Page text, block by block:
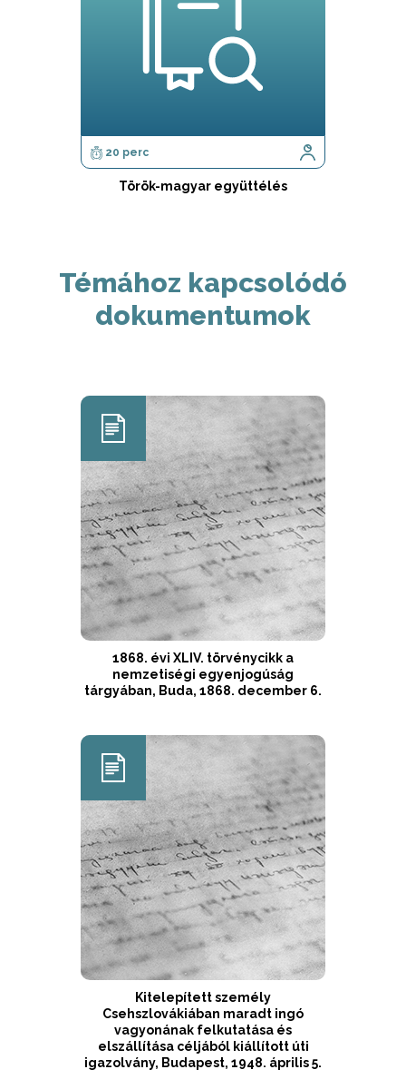
20 perc
Török-magyar együttélés
Témához kapcsolódó
dokumentumok
1868. évi XLIV. törvénycikk a
nemzetiségi egyenjogúság
tárgyában, Buda, 1868. december 6.
Kitelepített személy
Csehszlovákiában maradt ingó
vagyonának felkutatása és
elszállítása céljából kiállított úti
igazolvány, Budapest, 1948. április 5.